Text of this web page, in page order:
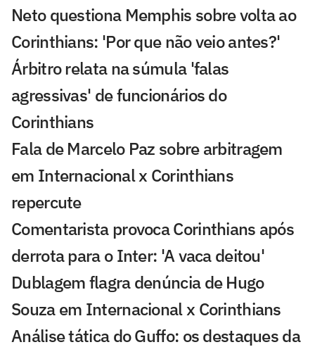
Neto questiona Memphis sobre volta ao
Corinthians: 'Por que não veio antes?'
Árbitro relata na súmula 'falas
agressivas' de funcionários do
Corinthians
Fala de Marcelo Paz sobre arbitragem
em Internacional x Corinthians
repercute
Comentarista provoca Corinthians após
derrota para o Inter: 'A vaca deitou'
Dublagem flagra denúncia de Hugo
Souza em Internacional x Corinthians
Análise tática do Guffo: os destaques da